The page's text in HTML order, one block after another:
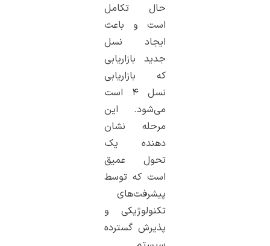
حال تکامل
است و باعث
ایجاد نسل
جدید بازاریابی
که بازاریابی
نسل ۴ است
می‌شود. این
مرحله نشان
دهنده یک
تحول عمیق
است که توسط
پیشرفت‌های
تکنولوژیکی و
پذیرش گسترده